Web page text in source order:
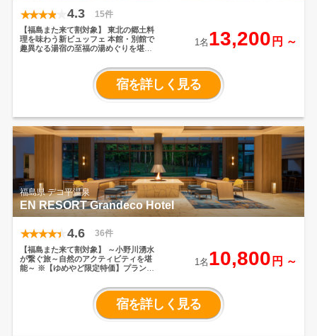
4.3 15件
【福島また来て割対象】
東北の郷土料
理を味わう新ビュッフェ 本館・別館で
趣異なる湯宿の至福の湯めぐりを堪能
古代檜の香りに癒され
る檜風呂や渓流のパノラマが広がる渓
流展望風呂、露天風呂など様々な温泉
をお楽しみいただけます。
ください。
1名 13,200 円 ～
宿を詳しく見る
福島県 デコ平温泉
EN RESORT Grandeco Hotel
4.6 36件
【福島また来て割対象】
～小野川湧水
が繋ぐ旅～自然のアクティビティを堪
能～ ※【ゆめやど限定特価】プランの
リブランドに伴って、"Act and
Rest"というコンセプトに
裏磐梯の大自
然を体験していただけるアクティビテ
ィと癒しの空間をご提供いたします。
1名 10,800 円 ～
宿を詳しく見る